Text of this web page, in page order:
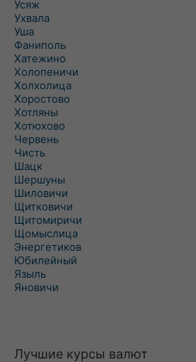
Усяж
Ухвала
Уша
Фаниполь
Хатежино
Холопеничи
Холхолица
Хоростово
Хотляны
Хотюхово
Червень
Чисть
Шацк
Шершуны
Шиловичи
Щитковичи
Щитомиричи
Щомыслица
Энергетиков
Юбилейный
Языль
Яновичи
Лучшие курсы валют